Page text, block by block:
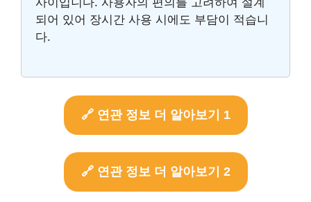
되어 있어 장시간 사용 시에도 부담이 적습니
다.
🔗 연관 정보 더 알아보기 1
🔗 연관 정보 더 알아보기 2